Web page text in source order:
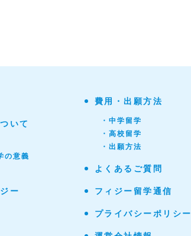
いて
の意義
ー
費用・出願方法
・中学留学
・高校留学
・出願方法
よくあるご質問
フィジー留学通信
プライバシーポリシー